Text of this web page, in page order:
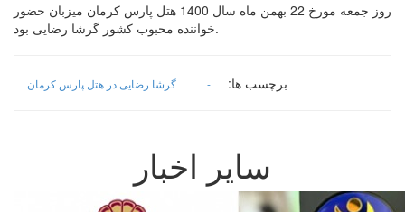
روز جمعه مورخ 22 بهمن ماه سال 1400 هتل پارس کرمان میزبان حضور
خواننده محبوب کشور گرشا رضایی بود.
برچسب ها: - گرشا رضایی در هتل پارس کرمان
سایر اخبار